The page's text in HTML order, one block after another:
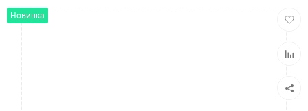
Новинка